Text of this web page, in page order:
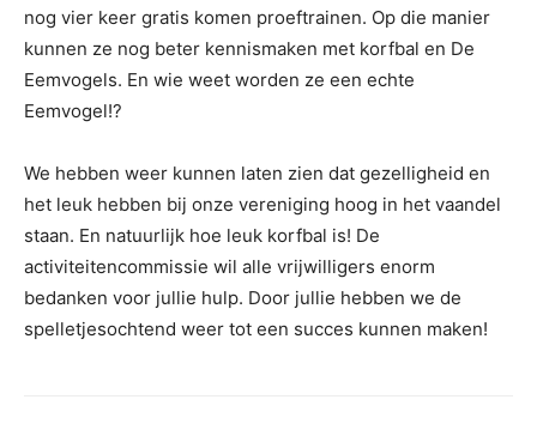
nog vier keer gratis komen proeftrainen. Op die manier
kunnen ze nog beter kennismaken met korfbal en De
Eemvogels. En wie weet worden ze een echte
Eemvogel!?
We hebben weer kunnen laten zien dat gezelligheid en
het leuk hebben bij onze vereniging hoog in het vaandel
staan. En natuurlijk hoe leuk korfbal is! De
activiteitencommissie wil alle vrijwilligers enorm
bedanken voor jullie hulp. Door jullie hebben we de
spelletjesochtend weer tot een succes kunnen maken!